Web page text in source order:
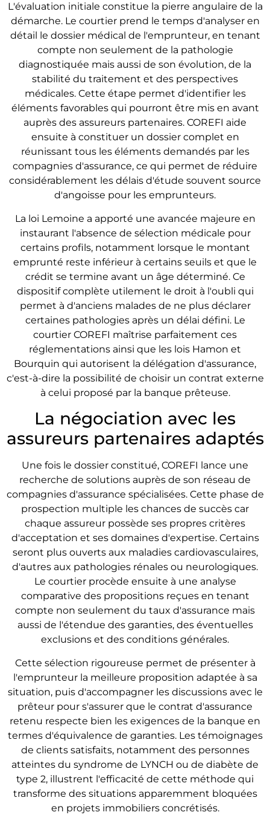
L'évaluation initiale constitue la pierre angulaire de la
démarche. Le courtier prend le temps d'analyser en
détail le dossier médical de l'emprunteur, en tenant
compte non seulement de la pathologie
diagnostiquée mais aussi de son évolution, de la
stabilité du traitement et des perspectives
médicales. Cette étape permet d'identifier les
éléments favorables qui pourront être mis en avant
auprès des assureurs partenaires. COREFI aide
ensuite à constituer un dossier complet en
réunissant tous les éléments demandés par les
compagnies d'assurance, ce qui permet de réduire
considérablement les délais d'étude souvent source
d'angoisse pour les emprunteurs.
La loi Lemoine a apporté une avancée majeure en
instaurant l'absence de sélection médicale pour
certains profils, notamment lorsque le montant
emprunté reste inférieur à certains seuils et que le
crédit se termine avant un âge déterminé. Ce
dispositif complète utilement le droit à l'oubli qui
permet à d'anciens malades de ne plus déclarer
certaines pathologies après un délai défini. Le
courtier COREFI maîtrise parfaitement ces
réglementations ainsi que les lois Hamon et
Bourquin qui autorisent la délégation d'assurance,
c'est-à-dire la possibilité de choisir un contrat externe
à celui proposé par la banque prêteuse.
La négociation avec les
assureurs partenaires adaptés
Une fois le dossier constitué, COREFI lance une
recherche de solutions auprès de son réseau de
compagnies d'assurance spécialisées. Cette phase de
prospection multiple les chances de succès car
chaque assureur possède ses propres critères
d'acceptation et ses domaines d'expertise. Certains
seront plus ouverts aux maladies cardiovasculaires,
d'autres aux pathologies rénales ou neurologiques.
Le courtier procède ensuite à une analyse
comparative des propositions reçues en tenant
compte non seulement du taux d'assurance mais
aussi de l'étendue des garanties, des éventuelles
exclusions et des conditions générales.
Cette sélection rigoureuse permet de présenter à
l'emprunteur la meilleure proposition adaptée à sa
situation, puis d'accompagner les discussions avec le
prêteur pour s'assurer que le contrat d'assurance
retenu respecte bien les exigences de la banque en
termes d'équivalence de garanties. Les témoignages
de clients satisfaits, notamment des personnes
atteintes du syndrome de LYNCH ou de diabète de
type 2, illustrent l'efficacité de cette méthode qui
transforme des situations apparemment bloquées
en projets immobiliers concrétisés.